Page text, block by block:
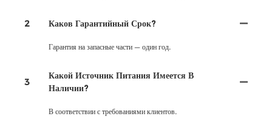
2 Каков Гарантийный Срок?
Гарантия на запасные части — один год.
3
Какой Источник Питания Имеется В
Наличии?
В соответствии с требованиями клиентов.